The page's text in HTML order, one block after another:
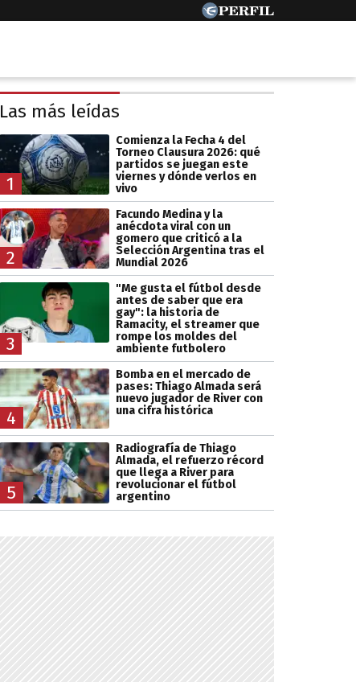
Las más leídas
1
Comienza la Fecha 4 del
Torneo Clausura 2026: qué
partidos se juegan este
viernes y dónde verlos en
vivo
2
Facundo Medina y la
anécdota viral con un
gomero que criticó a la
Selección Argentina tras el
Mundial 2026
3
"Me gusta el fútbol desde
antes de saber que era
gay": la historia de
Ramacity, el streamer que
rompe los moldes del
ambiente futbolero
4
Bomba en el mercado de
pases: Thiago Almada será
nuevo jugador de River con
una cifra histórica
5
Radiografía de Thiago
Almada, el refuerzo récord
que llega a River para
revolucionar el fútbol
argentino